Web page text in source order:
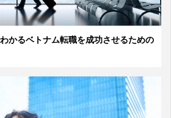
かるベトナム転職を成功させるための